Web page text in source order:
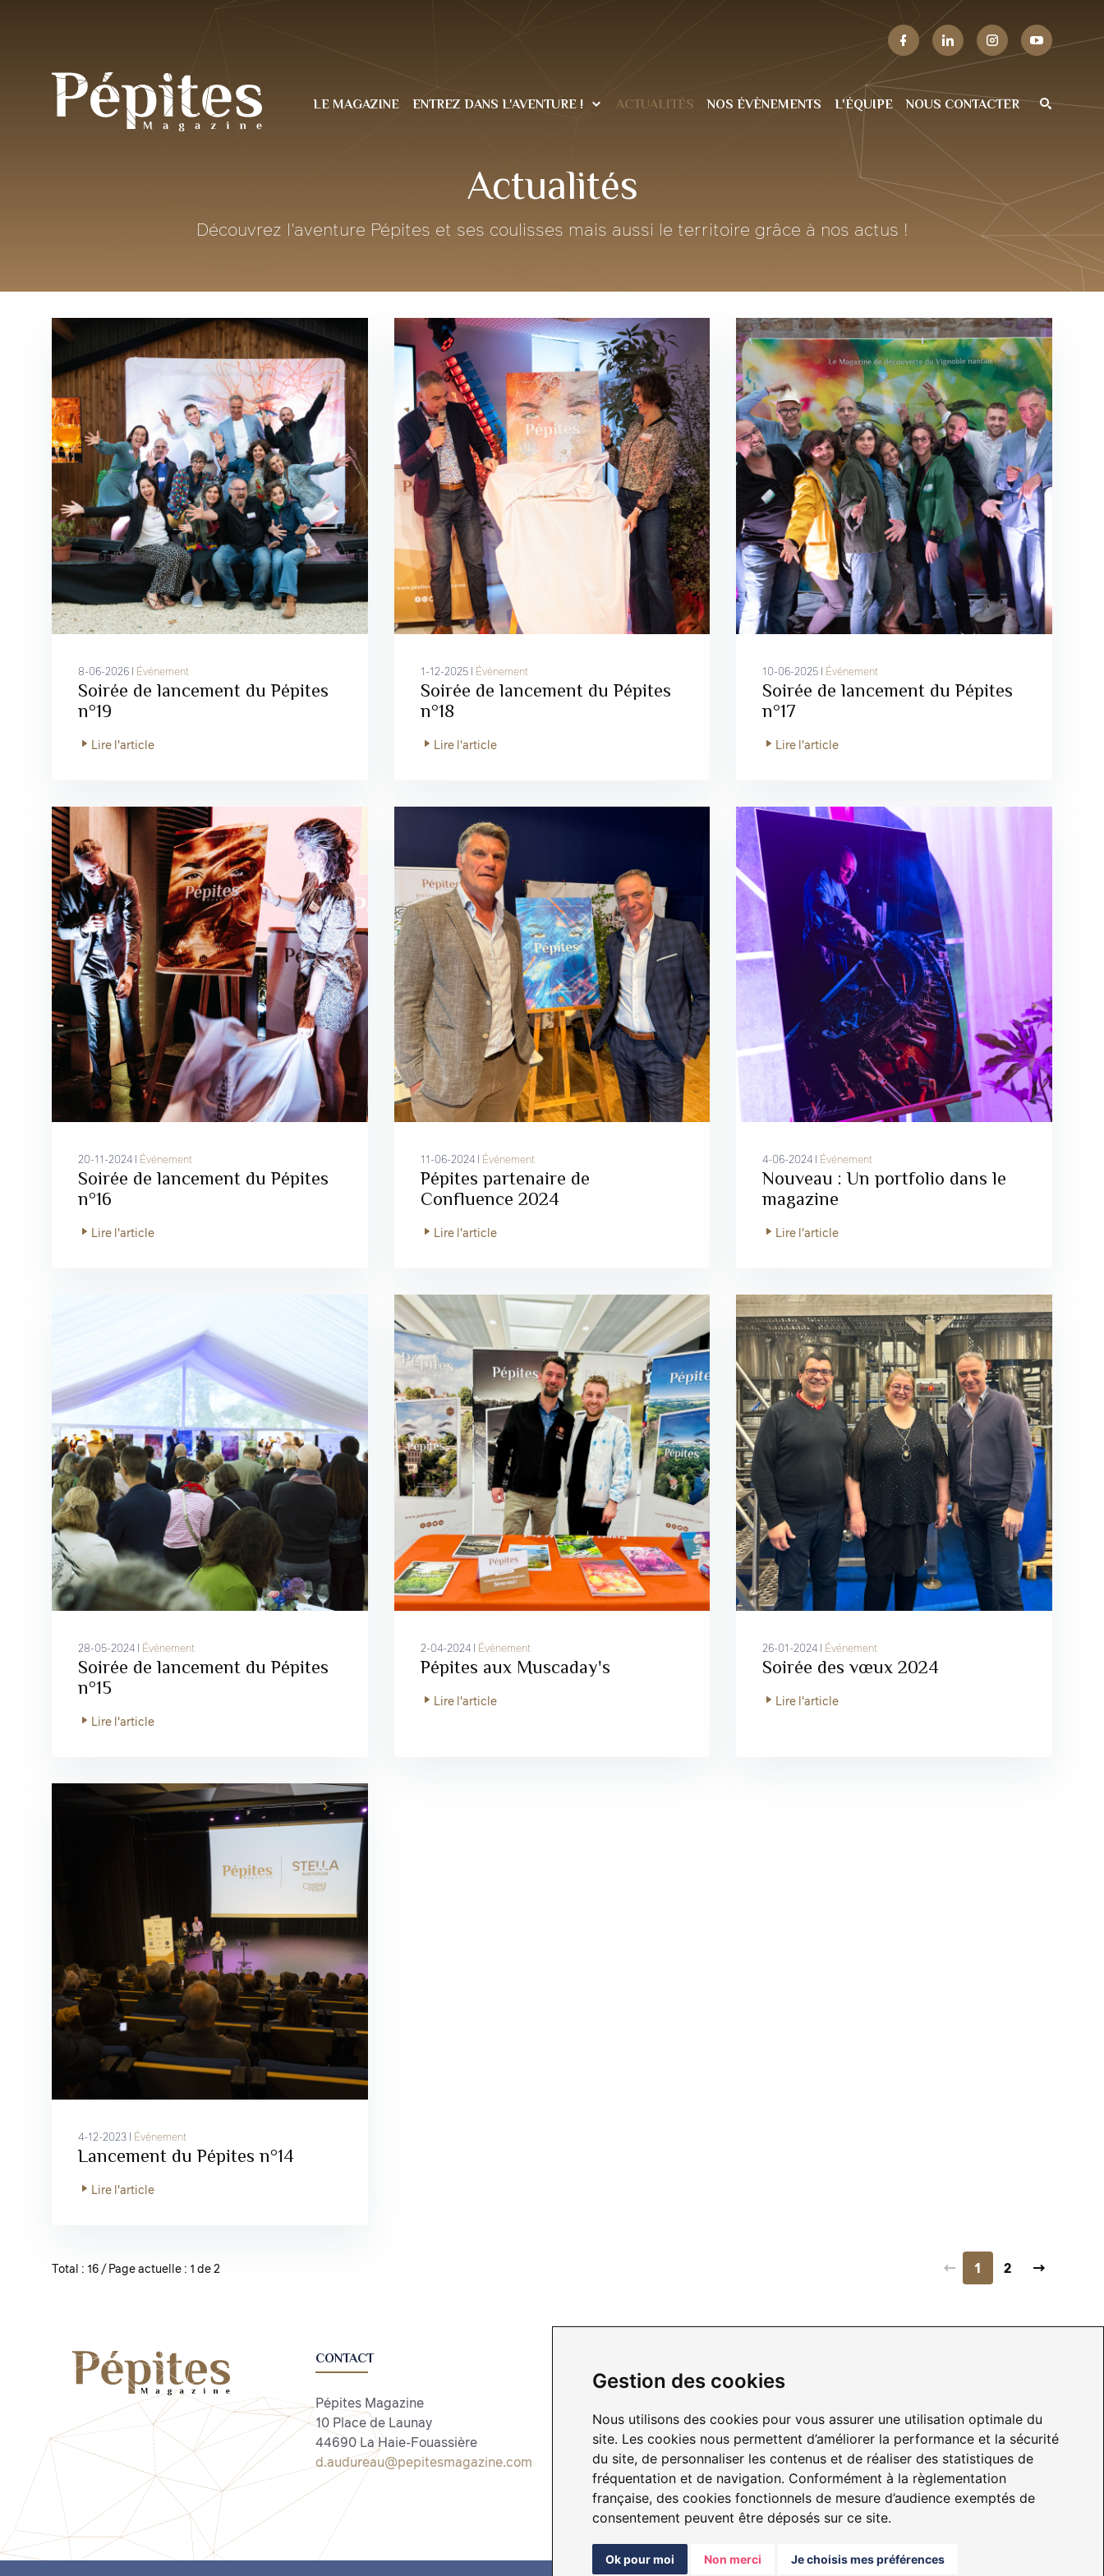
Gestion des cookies
Nous utilisons des cookies pour vous assurer une utilisation optimale du
site. Les cookies nous permettent d’améliorer la performance et la sécurité
du site, de personnaliser les contenus et de réaliser des statistiques de
fréquentation et de navigation. Conformément à la règlementation
française, des cookies fonctionnels de mesure d’audience exemptés de
consentement peuvent être déposés sur ce site.
Ok pour moi Non merci Je choisis mes préférences
LE MAGAZINE ENTREZ DANS L'AVENTURE ! ACTUALITÉS NOS ÉVÈNEMENTS L'ÉQUIPE NOUS CONTACTER
Actualités
Découvrez l'aventure Pépites et ses coulisses mais aussi le territoire grâce à nos actus !
8-06-2026 I Événement
Soirée de lancement du Pépites
n°19
Lire l'article
1-12-2025 I Événement
Soirée de lancement du Pépites
n°18
Lire l'article
10-06-2025 I Événement
Soirée de lancement du Pépites
n°17
Lire l'article
20-11-2024 I Événement
Soirée de lancement du Pépites
n°16
Lire l'article
11-06-2024 I Événement
Pépites partenaire de
Confluence 2024
Lire l'article
4-06-2024 I Événement
Nouveau : Un portfolio dans le
magazine
Lire l'article
28-05-2024 I Événement
Soirée de lancement du Pépites
n°15
Lire l'article
2-04-2024 I Événement
Pépites aux Muscaday's
Lire l'article
26-01-2024 I Événement
Soirée des vœux 2024
Lire l'article
4-12-2023 I Événement
Lancement du Pépites n°14
Lire l'article
Total : 16 / Page actuelle : 1 de 2 1 2
CONTACT
Pépites Magazine
10 Place de Launay
44690 La Haie-Fouassière
d.audureau@pepitesmagazine.com
Entrez dans l'aventure
Actualités
Nos évènements
L'équipe Pépites Magazine
Politique de protection des
données
Nous contacter